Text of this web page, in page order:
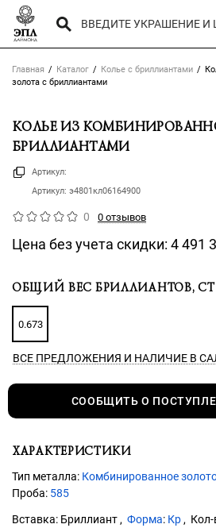
Главная Каталог Колье с бриллиантами
золота с бриллиантами
КОЛЬЕ ИЗ
БРИЛЛИАНТАМИ
Артикул:
Артикул: э4801кл06164900
0 0 отзывов
Цена без учета скидки: 4 491
ОБЩИЙ ВЕС БРИЛЛИАНТОВ, CT
0.673
ВСЕ ПРЕДЛОЖЕНИЯ И НАЛИЧИЕ В
СООБЩИТЬ О
ХАРАКТЕРИСТИКИ
Тип металла: Комбинированное
Проба: 585
Бриллиант Форма: Кр